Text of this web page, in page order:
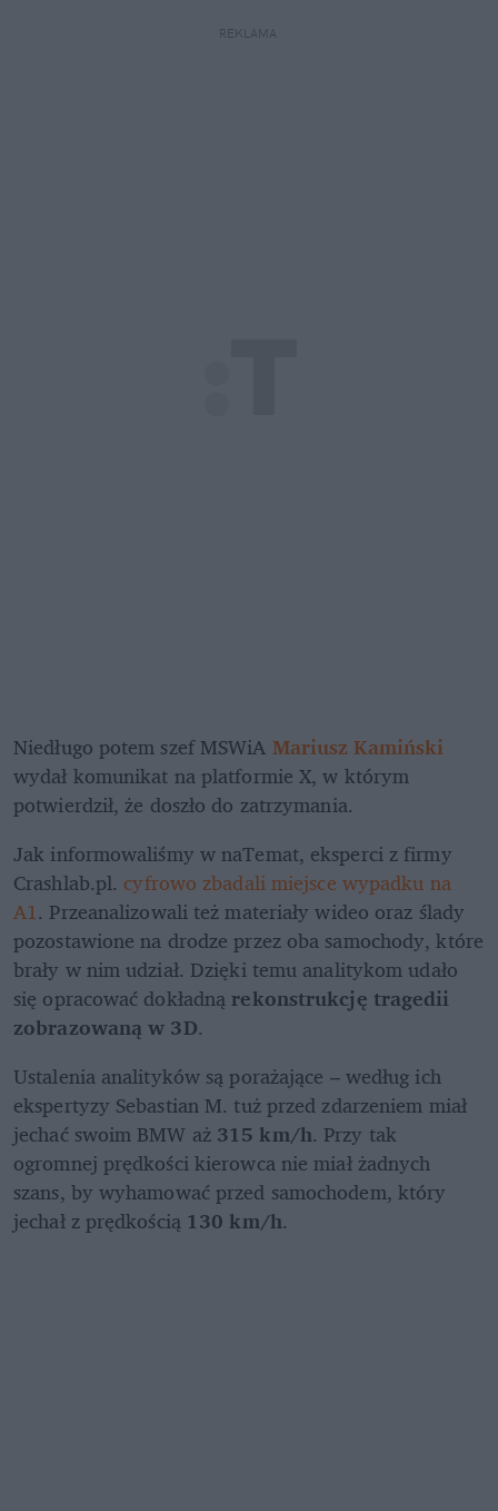
REKLAMA
Niedługo potem szef MSWiA Mariusz Kamiński
wydał komunikat na platformie X, w którym
potwierdził, że doszło do zatrzymania.
Jak informowaliśmy w naTemat, eksperci z firmy
Crashlab.pl. cyfrowo zbadali miejsce wypadku na
A1. Przeanalizowali też materiały wideo oraz ślady
pozostawione na drodze przez oba samochody, które
brały w nim udział. Dzięki temu analitykom udało
się opracować dokładną rekonstrukcję tragedii
zobrazowaną w 3D.
Ustalenia analityków są porażające – według ich
ekspertyzy Sebastian M. tuż przed zdarzeniem miał
jechać swoim BMW aż 315 km/h. Przy tak
ogromnej prędkości kierowca nie miał żadnych
szans, by wyhamować przed samochodem, który
jechał z prędkością 130 km/h.